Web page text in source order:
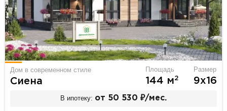
Дом в современном стиле
Сиена
Площадь
144 м2
Размер
9х16
В ипотеку: от 50 530 ₽/мес.